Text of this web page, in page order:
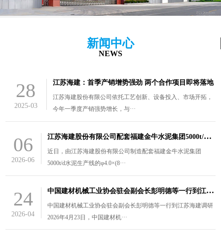
新闻中心
NEWS
28
2025-03
江苏海建：首季产销增势强劲 两个合作项目即将落地
江苏海建股份有限公司依托工艺创新、设备投入、市场开拓，
今年一季度产销强势增长，与···
06
2026-06
江
苏海建股份有限公司配套福建金牛水泥集团5000t/d水泥生产线的￠4.0×（8.5+3）m风扫煤磨装车发货
近日，由江苏海建股份有限公司制造配套福建金牛水泥集团
5000t/d水泥生产线的φ4.0×(8···
24
2026-04
中
国建材机械工业协会驻会副会长彭明德等一行到江苏海建调研
中国建材机械工业协会驻会副会长彭明德等一行到江苏海建调研
2026年4月23日，中国建材机···